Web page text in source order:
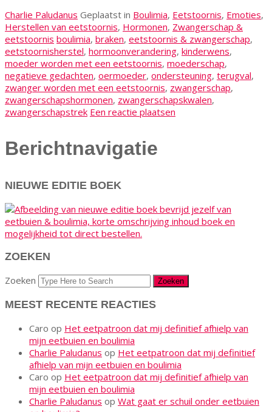
Charlie Paludanus Geplaatst in Boulimia, Eetstoornis, Emoties,
Herstellen van eetstoornis, Hormonen, Zwangerschap &
eetstoornis boulimia, braken, eetstoornis & zwangerschap,
eetstoornisherstel, hormoonverandering, kinderwens,
moeder worden met een eetstoornis, moederschap,
negatieve gedachten, oermoeder, ondersteuning, terugval,
zwanger worden met een eetstoornis, zwangerschap,
zwangerschapshormonen, zwangerschapskwalen,
zwangerschapstrek Een reactie plaatsen
Berichtnavigatie
NIEUWE EDITIE BOEK
ZOEKEN
Zoeken
MEEST RECENTE REACTIES
Caro op Het eetpatroon dat mij definitief afhielp van
mijn eetbuien en boulimia
Charlie Paludanus op Het eetpatroon dat mij definitief
afhielp van mijn eetbuien en boulimia
Caro op Het eetpatroon dat mij definitief afhielp van
mijn eetbuien en boulimia
Charlie Paludanus op Wat gaat er schuil onder eetbuien